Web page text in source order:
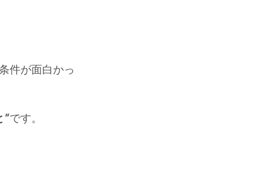
件が面白かっ
”です。